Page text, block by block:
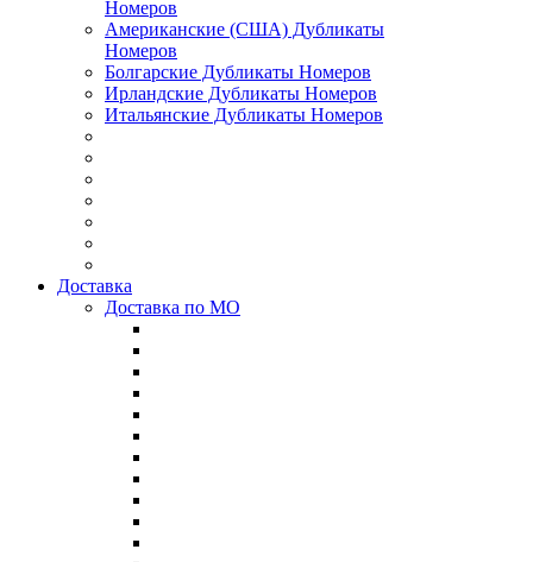
Номеров
Американские (США) Дубликаты
Номеров
Болгарские Дубликаты Номеров
Ирландские Дубликаты Номеров
Итальянские Дубликаты Номеров
Доставка
Доставка по МО